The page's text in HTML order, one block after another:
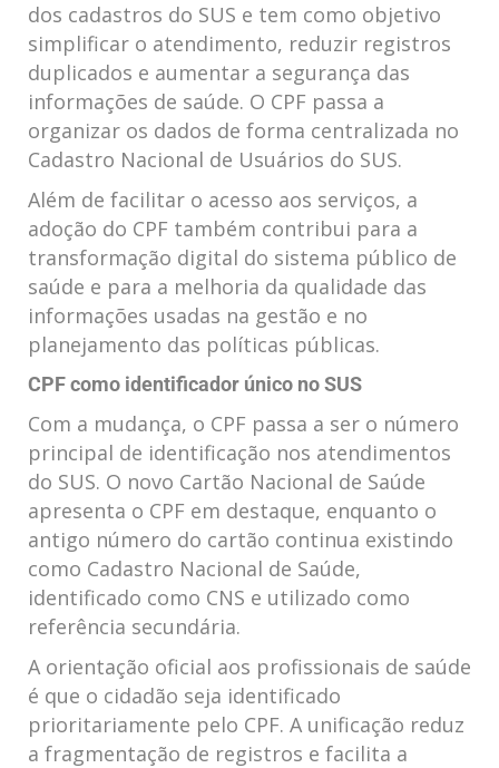
dos cadastros do SUS e tem como objetivo
simplificar o atendimento, reduzir registros
duplicados e aumentar a segurança das
informações de saúde. O CPF passa a
organizar os dados de forma centralizada no
Cadastro Nacional de Usuários do SUS.
Além de facilitar o acesso aos serviços, a
adoção do CPF também contribui para a
transformação digital do sistema público de
saúde e para a melhoria da qualidade das
informações usadas na gestão e no
planejamento das políticas públicas.
CPF como identificador único no SUS
Com a mudança, o CPF passa a ser o número
principal de identificação nos atendimentos
do SUS. O novo Cartão Nacional de Saúde
apresenta o CPF em destaque, enquanto o
antigo número do cartão continua existindo
como Cadastro Nacional de Saúde,
identificado como CNS e utilizado como
referência secundária.
A orientação oficial aos profissionais de saúde
é que o cidadão seja identificado
prioritariamente pelo CPF. A unificação reduz
a fragmentação de registros e facilita a